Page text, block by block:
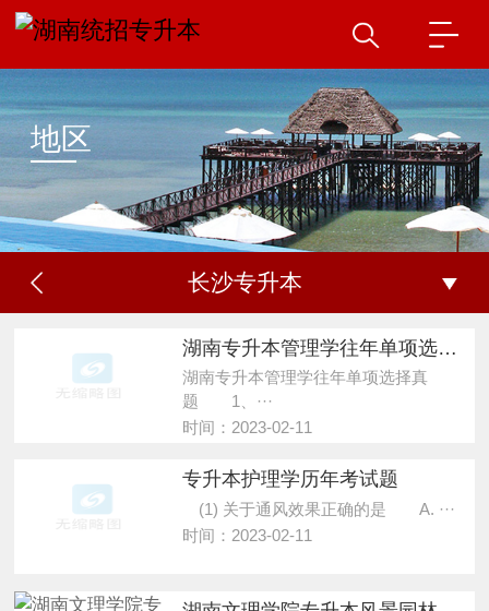
地区
长沙专升本
湖南专升本管理学往年单项选择真题及答案
湖南专升本管理学往年单项选择真
题 1、···
时间：2023-02-11
专升本护理学历年考试题
(1) 关于通风效果正确的是 A. ···
时间：2023-02-11